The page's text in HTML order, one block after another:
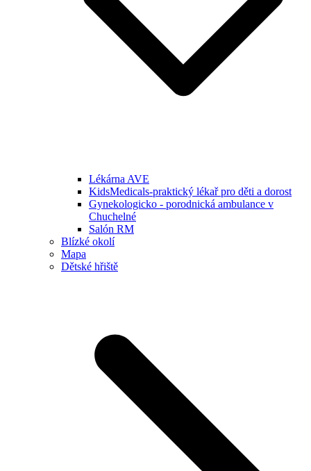
Lékárna AVE
KidsMedicals-praktický lékař pro děti a dorost
Gynekologicko - porodnická ambulance v
Chuchelné
Salón RM
Blízké okolí
Mapa
Dětské hřiště